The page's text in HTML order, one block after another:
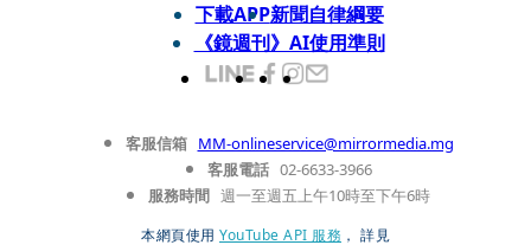
下載APP新聞自律綱要
《鏡週刊》AI使用準則
客服信箱 MM-onlineservice@mirrormedia.mg
客服電話 02-6633-3966
服務時間 週一至週五上午10時至下午6時
本網頁使用 YouTube API 服務 ， 詳見